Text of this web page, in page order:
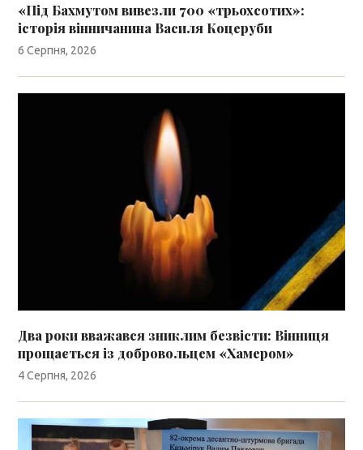
«Під Бахмутом вивезли 700 «трьохсотих»:
історія вінничанина Василя Коцеруби
6 Серпня, 2026
Два роки вважався зниклим безвісти: Вінниця
прощається із добровольцем «Хамером»
4 Серпня, 2026